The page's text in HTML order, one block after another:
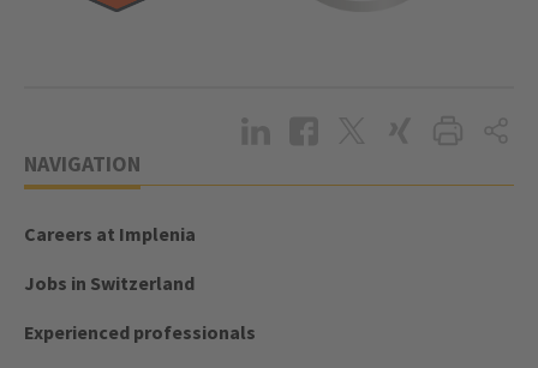
NAVIGATION
Careers at Implenia
Jobs in Switzerland
Experienced professionals